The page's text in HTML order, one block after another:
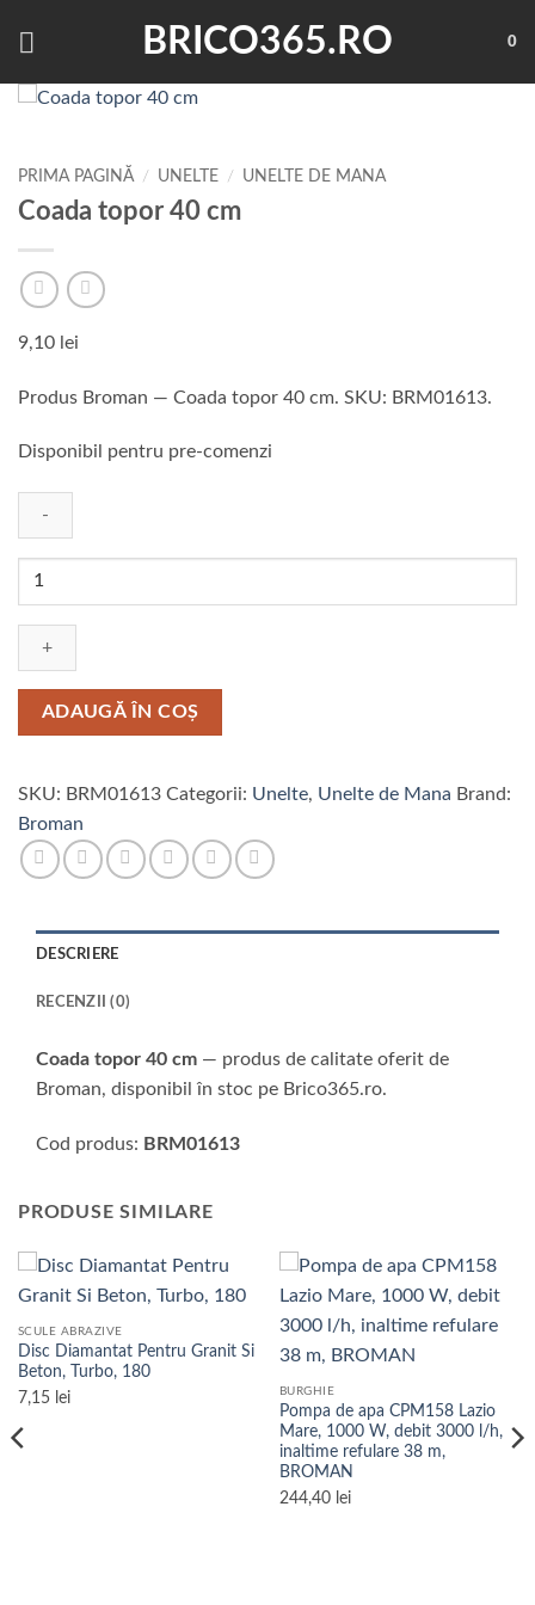
BRICO365.RO 0
PRIMA PAGINĂ / UNELTE / UNELTE DE MANA
Coada topor 40 cm
9,10 lei
Produs Broman — Coada topor 40 cm. SKU: BRM01613.
Disponibil pentru pre-comenzi
Cantitate
topor
ADAUGĂ ÎN COȘ
SKU: BRM01613 Categorii: Unelte, Unelte de Mana Brand:
Broman
DESCRIERE
RECENZII (0)
Coada topor 40 cm — produs de calitate oferit de
Broman, disponibil în stoc pe Brico365.ro.
Cod produs: BRM01613
PRODUSE SIMILARE
SCULE ABRAZIVE
Disc Diamantat Pentru Granit Si
Beton, Turbo, 180
7,15 lei BURGHIE
Pompa de apa CPM158 Lazio
Mare, 1000 W, debit 3000 l/h,
inaltime refulare 38 m,
BROMAN
244,40 lei